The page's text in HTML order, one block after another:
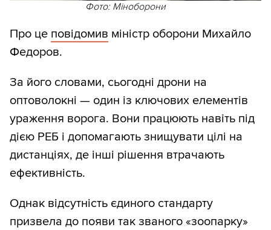
Фото: Міноборони
Про це повідомив міністр оборони Михайло
Федоров.
За його словами, сьогодні дрони на
оптоволокні — один із ключових елементів
ураження ворога. Вони працюють навіть під
дією РЕБ і допомагають знищувати цілі на
дистанціях, де інші рішення втрачають
ефективність.
Однак відсутність єдиного стандарту
призвела до появи так званого «зоопарку»